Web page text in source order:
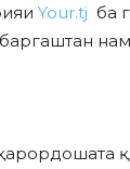
Your.tj ба